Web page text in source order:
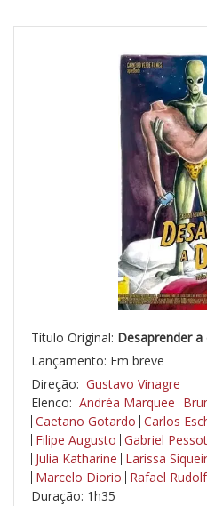
Título Original: Desaprender
Lançamento: Em breve
Direção: Gustavo Vinagre
Elenco: Andréa Marquee
Caetano Gotardo Carlos
Filipe Augusto Gabriel
Julia Katharine Larissa
Marcelo Diorio Rafael Rudolf
Duração: 1h35